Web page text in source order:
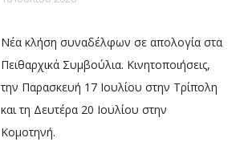
Νέα κλήση συναδέλφων σε απολογία στα
Πειθαρχικά Συμβούλια. Κινητοποιήσεις,
την Παρασκευή 17 Ιουλίου στην Τρίπολη
και τη Δευτέρα 20 Ιουλίου στην
Κομοτηνή.